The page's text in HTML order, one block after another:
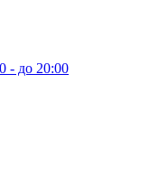
- до 20:00